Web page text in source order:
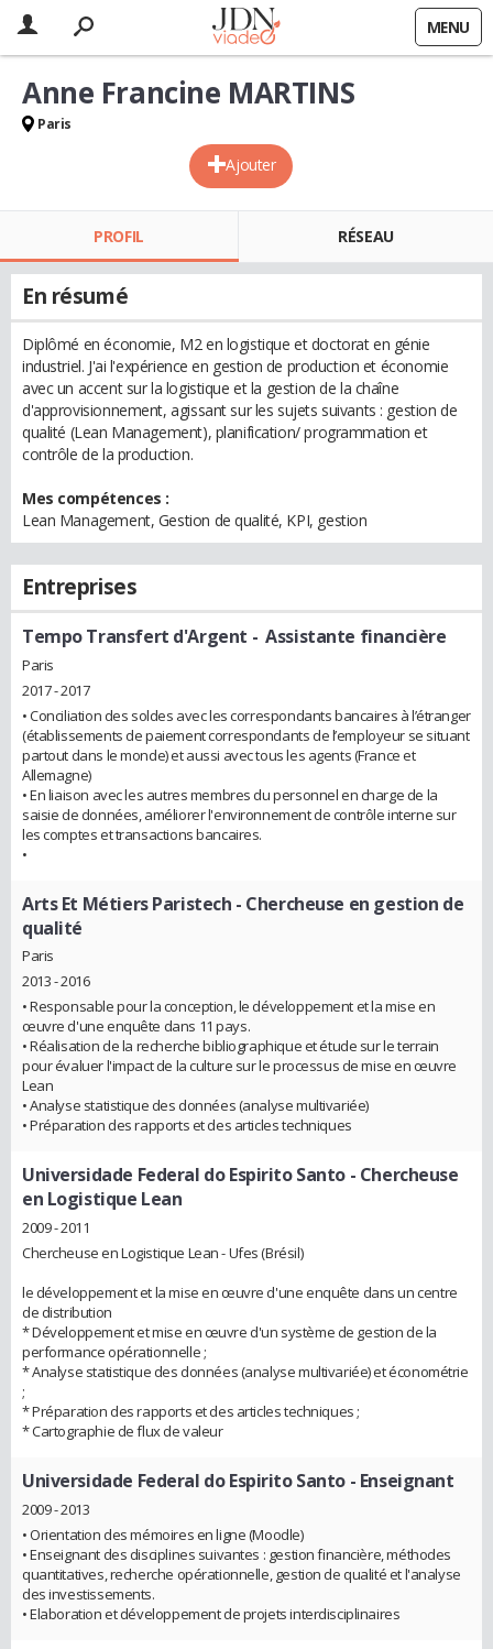
MENU
Ajouter
Anne Francine MARTINS
Paris
PROFIL RÉSEAU
En résumé
Diplômé en économie, M2 en logistique et doctorat en génie
industriel. J'ai l'expérience en gestion de production et économie
avec un accent sur la logistique et la gestion de la chaîne
d'approvisionnement, agissant sur les sujets suivants : gestion de
qualité (Lean Management), planification/ programmation et
contrôle de la production.
Mes compétences :
Lean Management, Gestion de qualité, KPI, gestion
Entreprises
Tempo Transfert d'Argent - Assistante financière
Paris
2017 - 2017
• Conciliation des soldes avec les correspondants bancaires à l’étranger
(établissements de paiement correspondants de l’employeur se situant
partout dans le monde) et aussi avec tous les agents (France et
Allemagne)
• En liaison avec les autres membres du personnel en charge de la
saisie de données, améliorer l'environnement de contrôle interne sur
les comptes et transactions bancaires.
•
Arts Et Métiers Paristech - Chercheuse en gestion de
qualité
Paris
2013 - 2016
• Responsable pour la conception, le développement et la mise en
œuvre d'une enquête dans 11 pays.
• Réalisation de la recherche bibliographique et étude sur le terrain
pour évaluer l'impact de la culture sur le processus de mise en œuvre
Lean
• Analyse statistique des données (analyse multivariée)
• Préparation des rapports et des articles techniques
Universidade Federal do Espirito Santo - Chercheuse
en Logistique Lean
2009 - 2011
Chercheuse en Logistique Lean - Ufes (Brésil)
le développement et la mise en œuvre d'une enquête dans un centre
de distribution
* Développement et mise en œuvre d'un système de gestion de la
performance opérationnelle ;
* Analyse statistique des données (analyse multivariée) et économétrie
;
* Préparation des rapports et des articles techniques ;
* Cartographie de flux de valeur
Universidade Federal do Espirito Santo - Enseignant
2009 - 2013
• Orientation des mémoires en ligne (Moodle)
• Enseignant des disciplines suivantes : gestion financière, méthodes
quantitatives, recherche opérationnelle, gestion de qualité et l'analyse
des investissements.
• Elaboration et développement de projets interdisciplinaires